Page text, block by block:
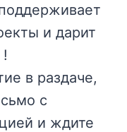
и дарит
в раздаче,
с
и ждите